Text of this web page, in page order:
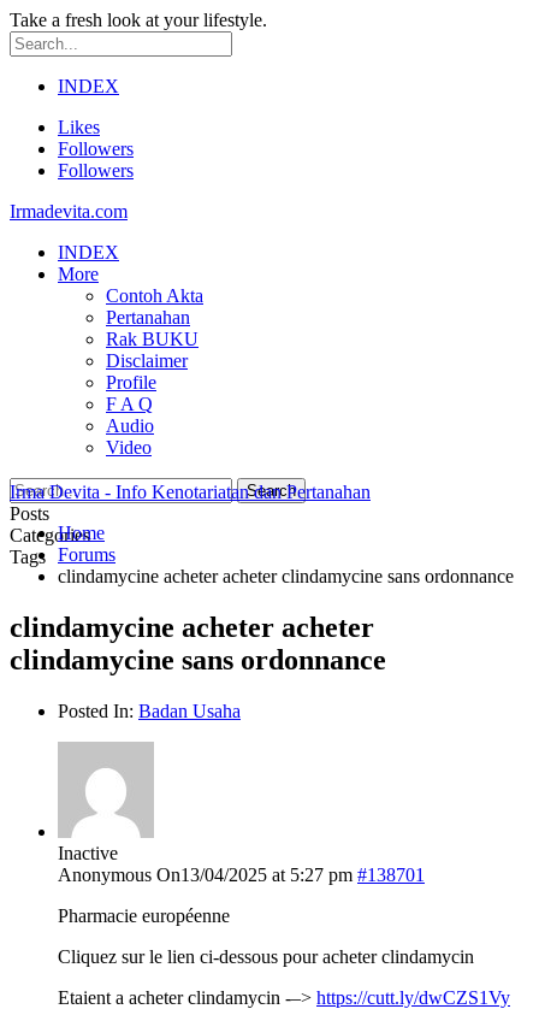
Take a fresh look at your lifestyle.
INDEX
Likes
Followers
Followers
Irmadevita.com
INDEX
More
Contoh Akta
Pertanahan
Rak BUKU
Disclaimer
Profile
F A Q
Audio
Video
Posts
Categories
Tags
Irma Devita - Info Kenotariatan dan Pertanahan
Home
Forums
clindamycine acheter acheter clindamycine sans ordonnance
clindamycine acheter acheter
clindamycine sans ordonnance
Posted In: Badan Usaha
Inactive
Anonymous On13/04/2025 at 5:27 pm #138701
Pharmacie européenne
Cliquez sur le lien ci-dessous pour acheter clindamycin
Etaient a acheter clindamycin -–> https://cutt.ly/dwCZS1Vy